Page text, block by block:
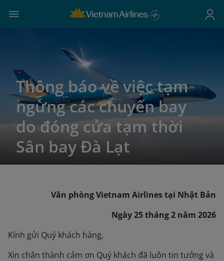
Thông báo về việc tạm
ngừng các chuyến bay
do đóng cửa tạm thời
Sân bay Đà Lạt
Văn phòng Vietnam Airlines tại Nhật Bản
Ngày 25 tháng 2 năm 2026
Kính gửi Quý khách hàng,
Xin chân thành cảm ơn Quý khách đã luôn tin tưởng và